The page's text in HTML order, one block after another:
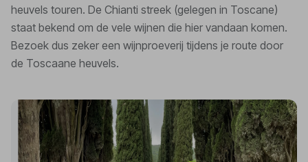
heuvels touren. De Chianti streek (gelegen in Toscane)
staat bekend om de vele wijnen die hier vandaan komen.
Bezoek dus zeker een wijnproeverij tijdens je route door
de Toscaane heuvels.